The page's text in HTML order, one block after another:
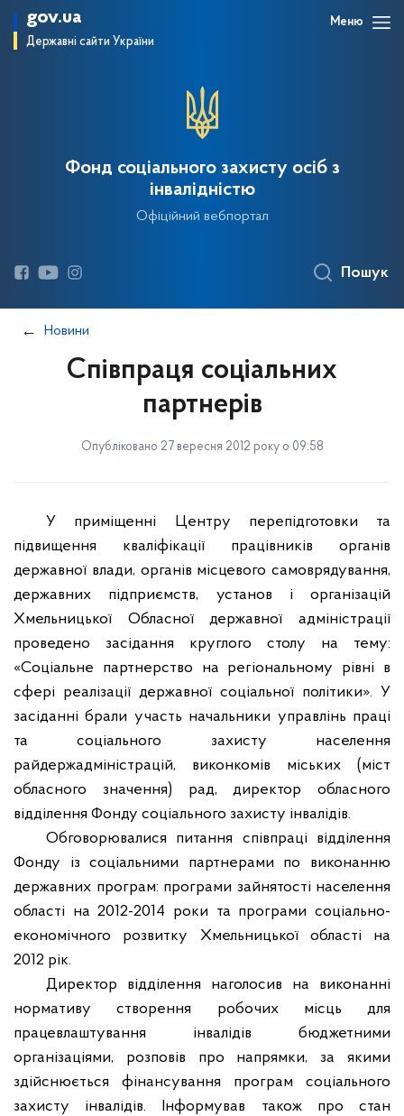
gov.ua
Державні сайти України
Меню
Фонд соціального захисту осіб з
інвалідністю
Офіційний вебпортал
Пошук
Новини
Співпраця соціальних
партнерів
Опубліковано 27 вересня 2012 року о 09:58
У приміщенні Центру перепідготовки та
підвищення кваліфікації працівників органів
державної влади, органів місцевого самоврядування,
державних підприємств, установ і організацій
Хмельницької Обласної державної адміністрації
проведено засідання круглого столу на тему:
«Соціальне партнерство на регіональному рівні в
сфері реалізації державної соціальної політики». У
засіданні брали участь начальники управлінь праці
та соціального захисту населення
райдержадміністрацій, виконкомів міських (міст
обласного значення) рад, директор обласного
відділення Фонду соціального захисту інвалідів.
Обговорювалися питання співпраці відділення
Фонду із соціальними партнерами по виконанню
державних програм: програми зайнятості населення
області на 2012-2014 роки та програми соціально-
економічного розвитку Хмельницької області на
2012 рік.
Директор відділення наголосив на виконанні
нормативу створення робочих місць для
працевлаштування інвалідів бюджетними
організаціями, розповів про напрямки, за якими
здійснюється фінансування програм соціального
захисту інвалідів. Інформував також про стан